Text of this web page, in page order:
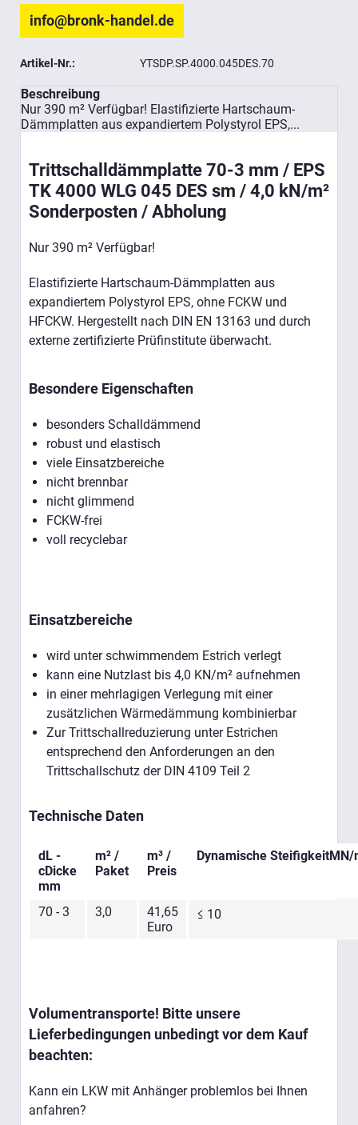
info@bronk-handel.de
Artikel-Nr.: YTSDP.SP.4000.045DES.70
Beschreibung
Nur 390 m² Verfügbar! Elastifizierte Hartschaum-
Dämmplatten aus expandiertem Polystyrol EPS,...
Trittschalldämmplatte 70-3 mm / EPS
TK 4000 WLG 045 DES sm / 4,0 kN/m²
Sonderposten / Abholung
Nur 390 m² Verfügbar!
Elastifizierte Hartschaum-Dämmplatten aus
expandiertem Polystyrol EPS, ohne FCKW und
HFCKW. Hergestellt nach DIN EN 13163 und durch
externe zertifizierte Prüfinstitute überwacht.
Besondere Eigenschaften
besonders Schalldämmend
robust und elastisch
viele Einsatzbereiche
nicht brennbar
nicht glimmend
FCKW-frei
voll recyclebar
Einsatzbereiche
wird unter schwimmendem Estrich verlegt
kann eine Nutzlast bis 4,0 KN/m² aufnehmen
in einer mehrlagigen Verlegung mit einer
zusätzlichen Wärmedämmung kombinierbar
Zur Trittschallreduzierung unter Estrichen
entsprechend den Anforderungen an den
Trittschallschutz der DIN 4109 Teil 2
Technische Daten
dL -
cDicke
mm
m² /
Paket
m³ /
Preis
Dynamische SteifigkeitMN/
70 - 3 3,0
41,65
Euro
≤ 10
Volumentransporte! Bitte unsere
Lieferbedingungen unbedingt vor dem Kauf
beachten:
Kann ein LKW mit Anhänger problemlos bei Ihnen
anfahren?